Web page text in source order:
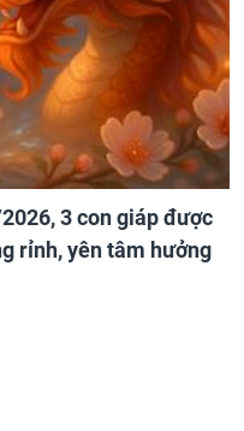
3 con giáp được
rỉnh, yên tâm hưởng